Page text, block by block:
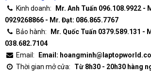
Kinh doanh:
Mr. Anh Tuấn 096.108.9922 -
0929268866 - Mr. Đạt: 086.865.7767
Bảo hành:
Mr. Quốc Tuấn 0379.589.131 -
038.682.7104
Email:
Email:
Thời gian mở cửa:
Từ 8h30 - 20h30 hàng